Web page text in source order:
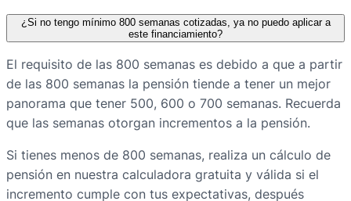
¿Si no tengo mínimo 800 semanas cotizadas, ya no puedo aplicar a
este financiamiento?
El requisito de las 800 semanas es debido a que a partir
de las 800 semanas la pensión tiende a tener un mejor
panorama que tener 500, 600 o 700 semanas. Recuerda
que las semanas otorgan incrementos a la pensión.
Si tienes menos de 800 semanas, realiza un cálculo de
pensión en nuestra calculadora gratuita y válida si el
incremento cumple con tus expectativas, después